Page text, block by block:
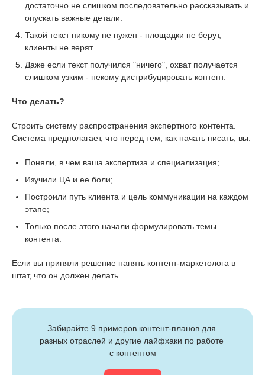
достаточно не слишком последовательно рассказывать и
опускать важные детали.
Такой текст никому не нужен - площадки не берут,
клиенты не верят.
Даже если текст получился "ничего", охват получается
слишком узким - некому дистрибуцировать контент.
Что делать?
Строить систему распространения экспертного контента.
Система предполагает, что перед тем, как начать писать, вы:
Поняли, в чем ваша экспертиза и специализация;
Изучили ЦА и ее боли;
Построили путь клиента и цель коммуникации на каждом
этапе;
Только после этого начали формулировать темы
контента.
Если вы приняли решение нанять контент-маркетолога в
штат, что он должен делать.
Забирайте 9 примеров контент-планов для
разных отраслей и другие лайфхаки по работе
с контентом